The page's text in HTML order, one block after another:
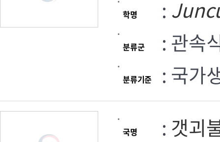
학명 :
분류군 : 관속
분류기준 : 국가
국명 : 갯괴